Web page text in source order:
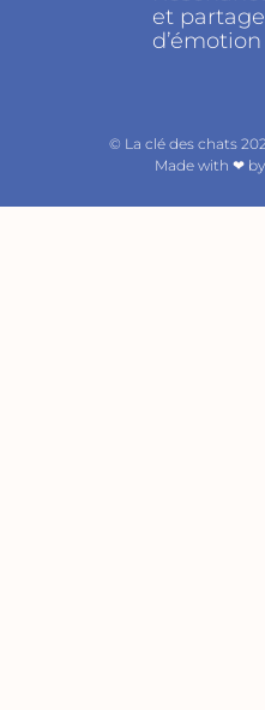
et
d’émotion
© La clé des chats
Made with ❤︎ by